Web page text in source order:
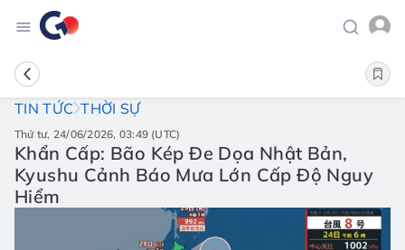
TIN TỨC THỜI SỰ
thứ tư, 24/06/2026, 03:49 (UTC)
Khẩn Cấp: Bão Kép Đe Dọa Nhật Bản,
Kyushu Cảnh Báo Mưa Lớn Cấp Độ Nguy
Hiểm